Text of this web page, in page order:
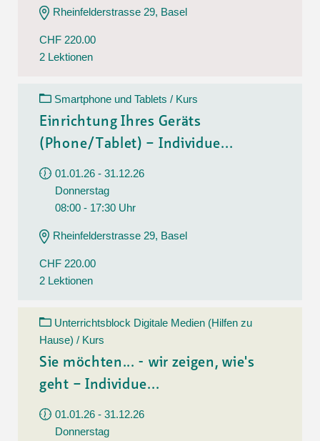
Rheinfelderstrasse 29, Basel
CHF 220.00
2 Lektionen
Smartphone und Tablets / Kurs
Einrichtung Ihres Geräts
(Phone/Tablet) – Individue...
01.01.26 - 31.12.26
Donnerstag
08:00 - 17:30 Uhr
Rheinfelderstrasse 29, Basel
CHF 220.00
2 Lektionen
Unterrichtsblock Digitale Medien (Hilfen zu
Hause) / Kurs
Sie möchten... - wir zeigen, wie's
geht – Individue...
01.01.26 - 31.12.26
Donnerstag